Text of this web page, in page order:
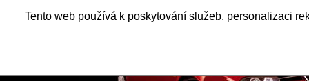
Tento web používá k poskytování služeb, personalizaci
Alfa